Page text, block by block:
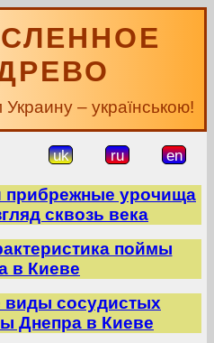
– українською!
uk ru en
прибрежные урочища
сквозь века
поймы
в Киеве
виды сосудистых
Днепра в Киеве